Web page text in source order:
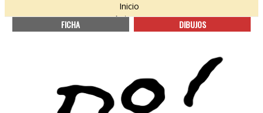
Inicio
Autores
FICHA DIBUJOS